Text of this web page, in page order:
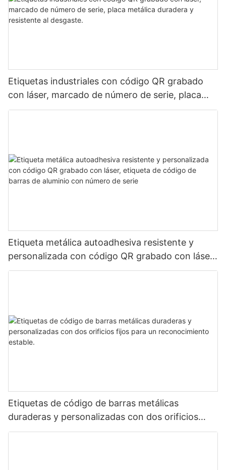
Etiquetas industriales con código QR grabado
con láser, marcado de número de serie, placa
metálica duradera y resistente al desgaste.
Etiqueta metálica autoadhesiva resistente y
personalizada con código QR grabado con láser,
etiqueta de código de barras de aluminio con
Etiquetas de código de barras metálicas
duraderas y personalizadas con dos orificios
fijos para un reconocimiento estable.